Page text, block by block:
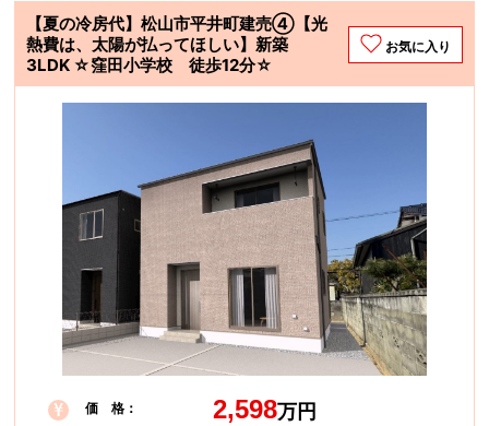
【夏の冷房代】松山市平井町建売④【光
熱費は、太陽が払ってほしい】新築
3LDK ☆窪田小学校 徒歩12分☆
お気に入り
価 格： 2,598万円